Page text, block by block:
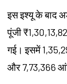
इस इश्यू के बाद
पूंजी
गई। इसमें
और 7,73,366